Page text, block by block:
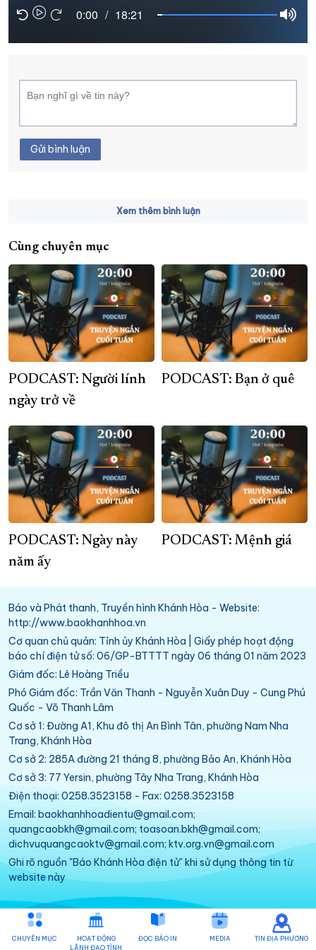
XÂY DỰNG KHÁNH HÒA TRỞ THÀNH THÀNH PHỐ TRỰC THUỘC
ĐẠI HỘI ĐẢNG CÁC CẤP TRANG CHỦ VỀ BÁO KHÁNH HÒA
0:00 / 18:21
Gửi bình luận
Xem thêm bình luận
Cùng chuyên mục
PODCAST: Người lính
ngày trở về
PODCAST: Bạn ở quê
PODCAST: Ngày này
năm ấy
PODCAST: Mệnh giá
Báo và Phát thanh, Truyền hình Khánh Hòa - Website:
http://www.baokhanhhoa.vn
Cơ quan chủ quản: Tỉnh ủy Khánh Hòa | Giấy phép hoạt động
báo chí điện tử số: 06/GP-BTTTT ngày 06 tháng 01 năm 2023
Giám đốc: Lê Hoàng Triều
Phó Giám đốc: Trần Văn Thanh - Nguyễn Xuân Duy - Cung Phú
Quốc - Võ Thanh Lâm
Cơ sở 1: Đường A1, Khu đô thị An Bình Tân, phường Nam Nha
Trang, Khánh Hòa
Cơ sở 2: 285A đường 21 tháng 8, phường Bảo An, Khánh Hòa
Cơ sở 3: 77 Yersin, phường Tây Nha Trang, Khánh Hòa
Điện thoại: 0258.3523158 - Fax: 0258.3523158
Email: baokhanhhoadientu@gmail.com;
quangcaobkh@gmail.com; toasoan.bkh@gmail.com;
dichvuquangcaoktv@gmail.com; ktv.org.vn@gmail.com
Ghi rõ nguồn "Báo Khánh Hòa điện tử" khi sử dụng thông tin từ
website này
CHUYÊN MỤC
HOẠT ĐỘNG
LÃNH ĐẠO TỈNH
ĐỌC BÁO IN MEDIA TIN ĐỊA PHƯƠNG